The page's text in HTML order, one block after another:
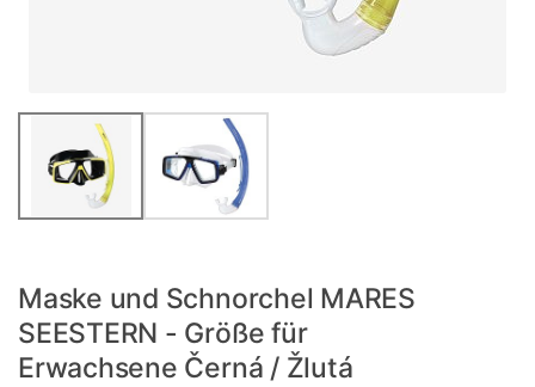
Maske und Schnorchel MARES
SEESTERN - Größe für
Erwachsene Černá / Žlutá